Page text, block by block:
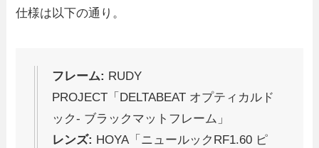
仕様は以下の通り。
フレーム: RUDY
PROJECT「DELTABEAT オプティカルド
ック- ブラックマットフレーム」
レンズ: HOYA「ニュールックRF1.60 ピ